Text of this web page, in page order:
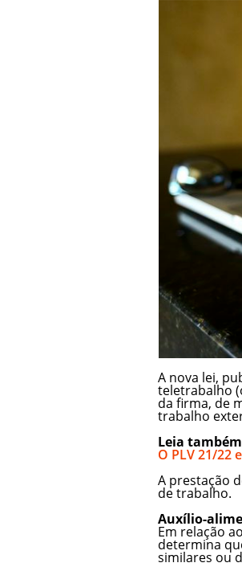
A nova lei,
teletrabalho
da firma, de
trabalho
Leia também
O PLV 21/22
A prestação
de trabalho.
Auxílio-
Em relação
determina
similares ou